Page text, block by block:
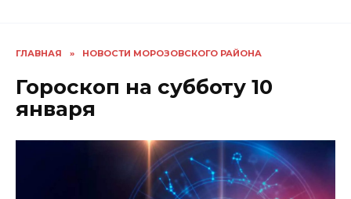
ГЛАВНАЯ » НОВОСТИ МОРОЗОВСКОГО РАЙОНА
Гороскоп на субботу 10
января